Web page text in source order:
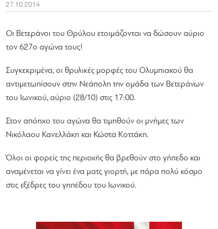
27.10.2014
Οι Βετεράνοι του Θρύλου ετοιμάζονται να δώσουν αύριο
τον 627ο αγώνα τους!
Συγκεκριμένα, οι θρυλικές μορφές του Ολυμπιακού θα
αντιμετωπίσουν στην Νεάπολη την ομάδα των Βετεράνων
του Ιωνικού, αύριο (28/10) στις 17:00.
Στον απόηχο του αγώνα θα τιμηθούν οι μνήμες των
Νικόλαου Κανελλάκη και Κώστα Κοττάκη.
Όλοι οι φορείς της περιοχής θα βρεθούν στο γήπεδο και
αναμένεται να γίνει ένα ματς γιορτή, με πάρα πολύ κόσμο
στις εξέδρες του γηπέδου του Ιωνικού.